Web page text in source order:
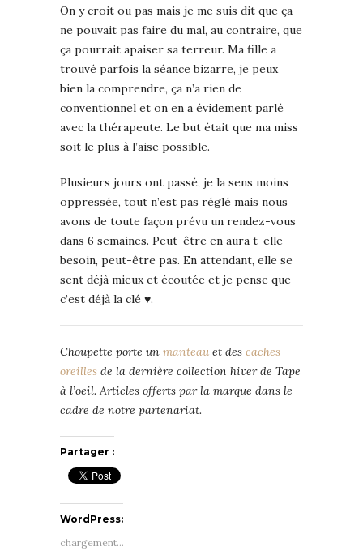
On y croit ou pas mais je me suis dit que ça
ne pouvait pas faire du mal, au contraire, que
ça pourrait apaiser sa terreur. Ma fille a
trouvé parfois la séance bizarre, je peux
bien la comprendre, ça n’a rien de
conventionnel et on en a évidement parlé
avec la thérapeute. Le but était que ma miss
soit le plus à l’aise possible.
Plusieurs jours ont passé, je la sens moins
oppressée, tout n’est pas réglé mais nous
avons de toute façon prévu un rendez-vous
dans 6 semaines. Peut-être en aura t-elle
besoin, peut-être pas. En attendant, elle se
sent déjà mieux et écoutée et je pense que
c’est déjà la clé ♥.
Choupette porte un manteau et des caches-
oreilles de la dernière collection hiver de Tape
à l’oeil. Articles offerts par la marque dans le
cadre de notre partenariat.
Partager :
WordPress:
chargement…